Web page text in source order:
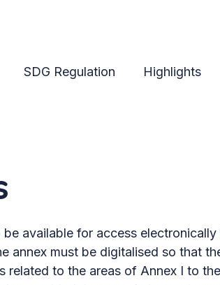
SDG Regulation Highlights
available for access
annex must be digitalised so that
to the areas of Annex I to